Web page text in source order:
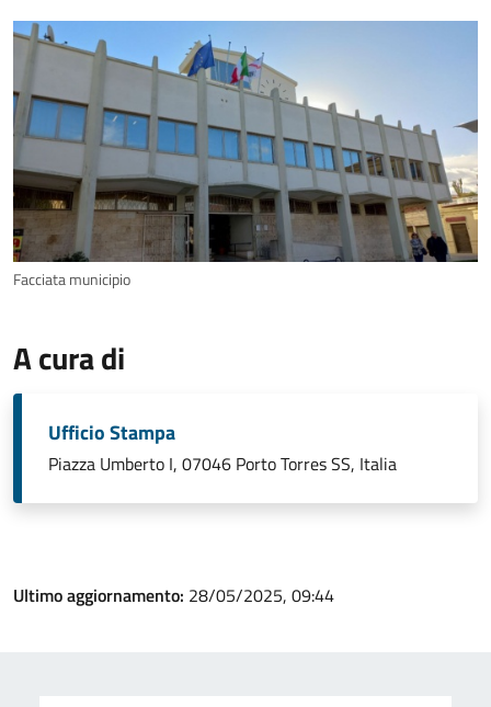
Facciata municipio
A cura di
Ufficio Stampa
Piazza Umberto I, 07046 Porto Torres SS, Italia
Ultimo aggiornamento: 28/05/2025, 09:44